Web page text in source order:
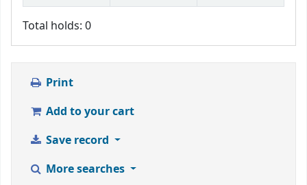
Total holds: 0
Print
Add to your cart
Save record
More searches